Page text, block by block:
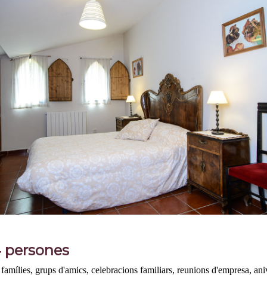
persones
grups d'amics, celebracions familiars, reunions d'empresa,